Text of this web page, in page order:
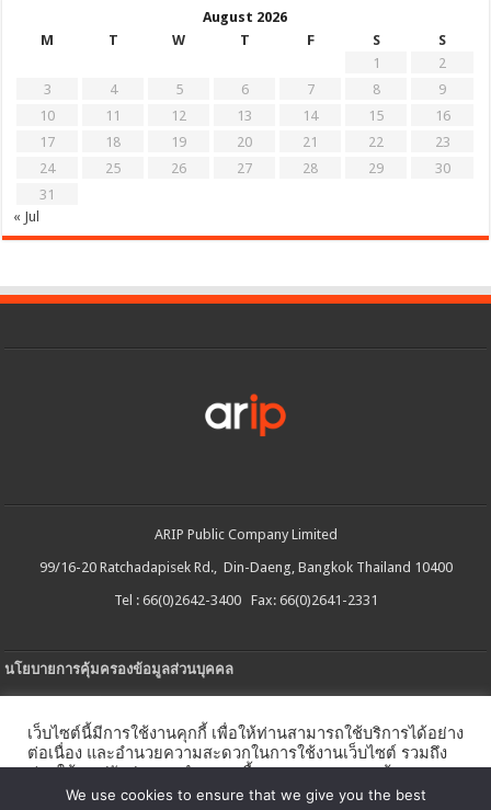
August 2026
M
T W T F S
S
1
2
3
4 5 6 7 8
9
10
11 12 13 14 15
16
17
18 19 20 21 22
23
24
25 26 27 28 29
30
31
« Jul
ARIP Public Company Limited
99/16-20 Ratchadapisek Rd., Din-Daeng, Bangkok Thailand 10400
Tel : 66(0)2642-3400 Fax: 66(0)2641-2331
นโยบายการคุ้มครองข้อมูลส่วนบุคคล
นโยบายการใช้คกกี้
เว็บไซต์นี้มีการใช้งานคุกกี้ เพื่อให้ท่านสามารถใช้บริการได้อย่าง
ต่อเนื่อง และอำนวยความสะดวกในการใช้งานเว็บไซต์ รวมถึง
ช่วยให้เราปรับปรุงการนำเสนอเนื้อหาตรงตามความต้องการ
ของท่าน โดยสามารถศึกษารายละเอียดเพิ่มเติมได้ใน นโยบาย
We use cookies to ensure that we give you the best